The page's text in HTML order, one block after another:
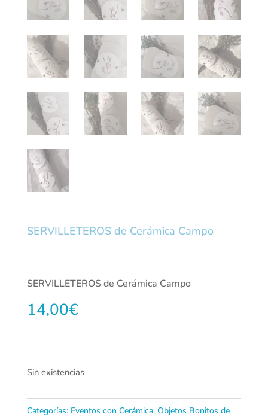
SERVILLETEROS de Cerámica Campo
14,00€
SERVILLETEROS de Cerámica Campo
Sin existencias
Categorías: Eventos con Cerámica, Objetos Bonitos de